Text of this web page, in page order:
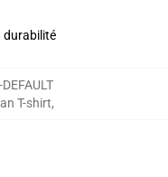
durabilité
T-shirt,